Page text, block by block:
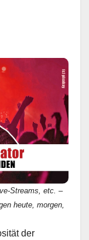
Streams, etc. –
heute, morgen,
der